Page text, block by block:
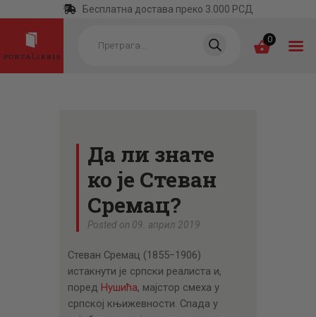
Бесплатна достава преко 3.000 РСД
search 0
КАТЕГОРИЈЕ
НАЈПРОДАВАНИЈЕ
НОВЕ КЊИГЕ
ОТРГНУТО ОД
АУТОРИ
АКТУЕЛНОСТИ
Да ли знате
ко је Стеван
Сремац?
Posted on 09. април 2019
Стеван Сремац (1855−1906)
истакнути је српски реалиста и,
поред Нушића, мајстор смеха у
српској књижевности. Спада у